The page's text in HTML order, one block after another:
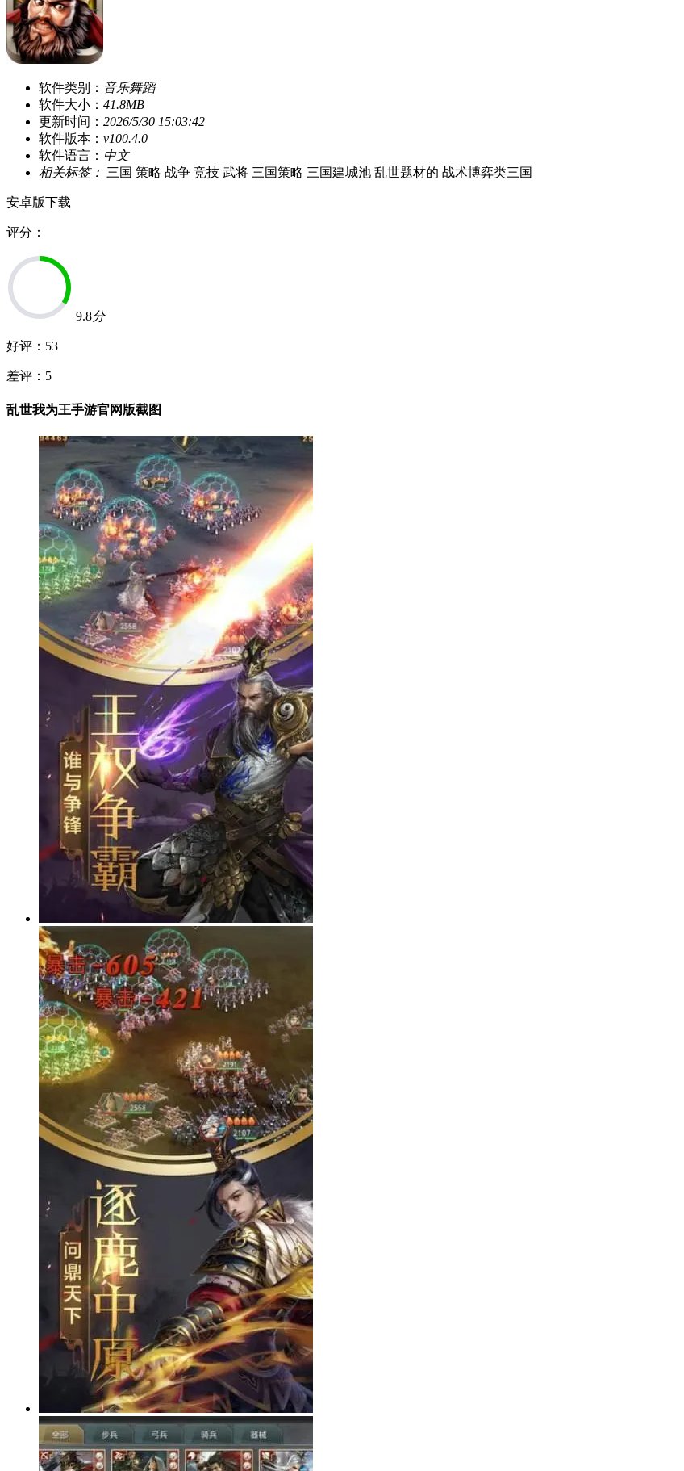
软件类别： 音乐舞蹈
软件大小： 41.8MB
更新时间： 2026/5/30 15:03:42
软件版本： v100.4.0
软件语言： 中文
相关标签： 三国 策略 战争 竞技 武将 三国策略 三国建城池 乱世题材的 战术博弈类三国
安卓版下载
评分：
9.8分
好评： 53
差评： 5
乱世我为王手游官网版截图